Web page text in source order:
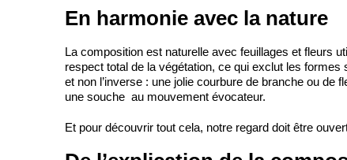
En harmonie avec la nature
La composition est naturelle avec feuillages et fleurs
respect total de la végétation, ce qui exclut les formes
et non l’inverse : une jolie courbure de branche ou de
une souche au mouvement évocateur.
Et pour découvrir tout cela, notre regard doit être